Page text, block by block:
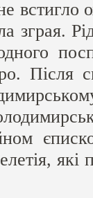
зграя.
Після